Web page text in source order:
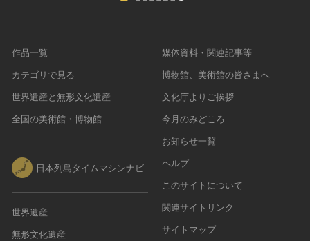
作品一覧
カテゴリで見る
世界遺産と無形文化遺産
全国の美術館・博物館
日本列島タイムマシンナビ
世界遺産
無形文化遺産
媒体資料・関連記事等
博物館、美術館の皆さまへ
文化庁よりご挨拶
今月のみどころ
お知らせ一覧
ヘルプ
このサイトについて
関連サイトリンク
サイトマップ